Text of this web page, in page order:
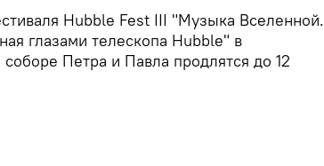
Hubble Fest III "Музыка Вселенной.
глазами телескопа Hubble" в
Петра и Павла продлятся до 12